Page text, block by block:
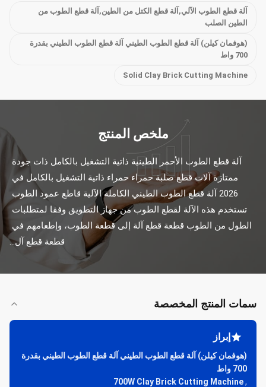
آلة قطع الطوب الآلي,آلة قطع الكتل من الطين,آلة قطع الطوب من
الطين الصلب
(هوفمان كيلن) آلة قطع الطوب الطيني آلة قطع الطوب الطيني بقدرة
700 واط
Solid Clay Brick Cutting Machine
ملخص المنتج
قطعة قطع آل...
سمات المنتج المخصصة
إبراز
(هوفمان كيلن) آلة قطع الطوب الطيني آلة قطع الطوب الطيني بقدرة
700 واط
,
700W Clay Brick Cutting Machine